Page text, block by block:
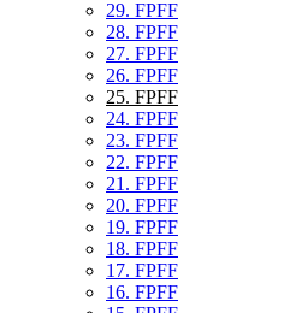
29. FPFF
28. FPFF
27. FPFF
26. FPFF
25. FPFF
24. FPFF
23. FPFF
22. FPFF
21. FPFF
20. FPFF
19. FPFF
18. FPFF
17. FPFF
16. FPFF